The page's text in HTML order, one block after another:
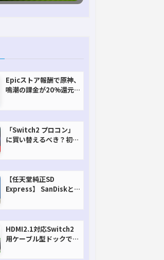
Epicストア報酬で原神、
鳴潮の課金が20%還元
「Switch2 プロコン」
に買い替えるべき？初代
【任天堂純正SD
Express】 SanDiskと
HDMI2.1対応Switch2
用ケーブル型ドックで省